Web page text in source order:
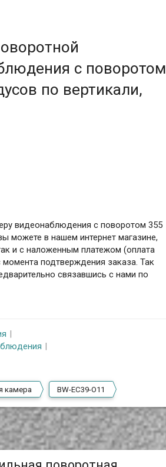
с поворотом
по вертикали,
видеонаблюдения с поворотом 355
можете в нашем интернет магазине,
и с наложенным платежом (оплата
момента подтверждения заказа. Так
связавшись с нами по
камера BW-EC39-O11